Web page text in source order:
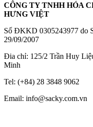
CÔNG TY TNHH HÓA
HƯNG VIỆT
Số ĐKKD 0305243977 do
29/09/2007
Đia chỉ: 125/2 Trần Huy
Minh
Tel: (+84) 28 3848 9062
Email: info@sacky.com.vn